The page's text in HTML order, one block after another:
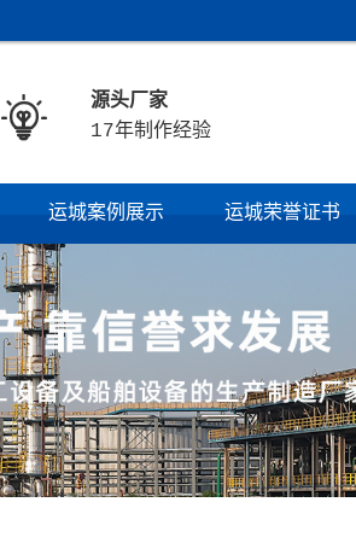

源头厂家
17年制作经验
运城案例展示 运城荣誉证书